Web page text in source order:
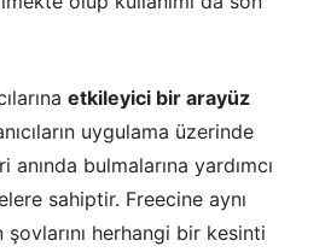
etkileyici bir arayüz
uygulama üzerinde
bulmalarına yardımcı
sahiptir. Freecine aynı
şovlarını herhangi bir kesinti